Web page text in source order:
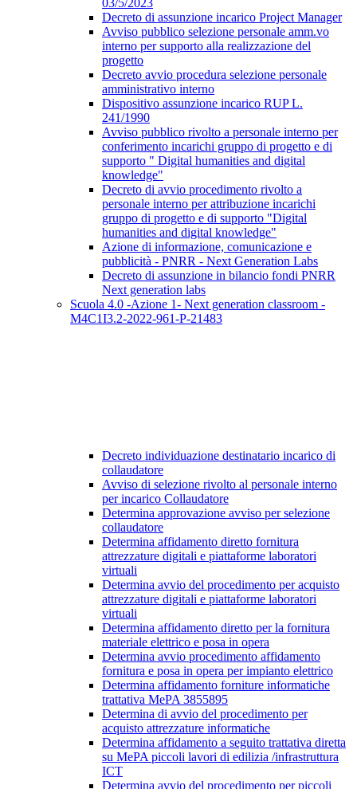
03/5/2023
Decreto di assunzione incarico Project Manager
Avviso pubblico selezione personale amm.vo
interno per supporto alla realizzazione del
progetto
Decreto avvio procedura selezione personale
amministrativo interno
Dispositivo assunzione incarico RUP L.
241/1990
Avviso pubblico rivolto a personale interno per
conferimento incarichi gruppo di progetto e di
supporto " Digital humanities and digital
knowledge"
Decreto di avvio procedimento rivolto a
personale interno per attribuzione incarichi
gruppo di progetto e di supporto "Digital
humanities and digital knowledge"
Azione di informazione, comunicazione e
pubblicità - PNRR - Next Generation Labs
Decreto di assunzione in bilancio fondi PNRR
Next generation labs
Scuola 4.0 -Azione 1- Next generation classroom -
M4C1I3.2-2022-961-P-21483
Decreto individuazione destinatario incarico di
collaudatore
Avviso di selezione rivolto al personale interno
per incarico Collaudatore
Determina approvazione avviso per selezione
collaudatore
Determina affidamento diretto fornitura
attrezzature digitali e piattaforme laboratori
virtuali
Determina avvio del procedimento per acquisto
attrezzature digitali e piattaforme laboratori
virtuali
Determina affidamento diretto per la fornitura
materiale elettrico e posa in opera
Determina avvio procedimento affidamento
fornitura e posa in opera per impianto elettrico
Determina affidamento forniture informatiche
trattativa MePA 3855895
Determina di avvio del procedimento per
acquisto attrezzature informatiche
Determina affidamento a seguito trattativa diretta
su MePA piccoli lavori di edilizia /infrastruttura
ICT
Determina avvio del procedimento per piccoli